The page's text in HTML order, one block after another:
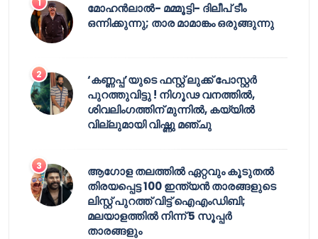
മോഹൻലാൽ- മമ്മൂട്ടി- ദിലീപ് ടീം
ഒന്നിക്കുന്നു; താര മാമാങ്കം ഒരുങ്ങുന്നു
‘കണ്ണപ്പ’യുടെ ഫസ്റ്റ് ലുക്ക് പോസ്റ്റർ
പുറത്തുവിട്ടു ! നിഗൂഢ വനത്തിൽ,
ശിവലിംഗത്തിന് മുന്നിൽ, കയ്യിൽ
വില്ലുമായി വിഷ്ണു മഞ്ചു
ആഗോള തലത്തിൽ ഏറ്റവും കൂടുതൽ
തിരയപ്പെട്ട 100 ഇന്ത്യൻ താരങ്ങളുടെ
ലിസ്റ്റ് പുറത്ത് വിട്ട് ഐഎംഡിബി;
മലയാളത്തിൽ നിന്ന് 5 സൂപ്പർ
താരങ്ങളും